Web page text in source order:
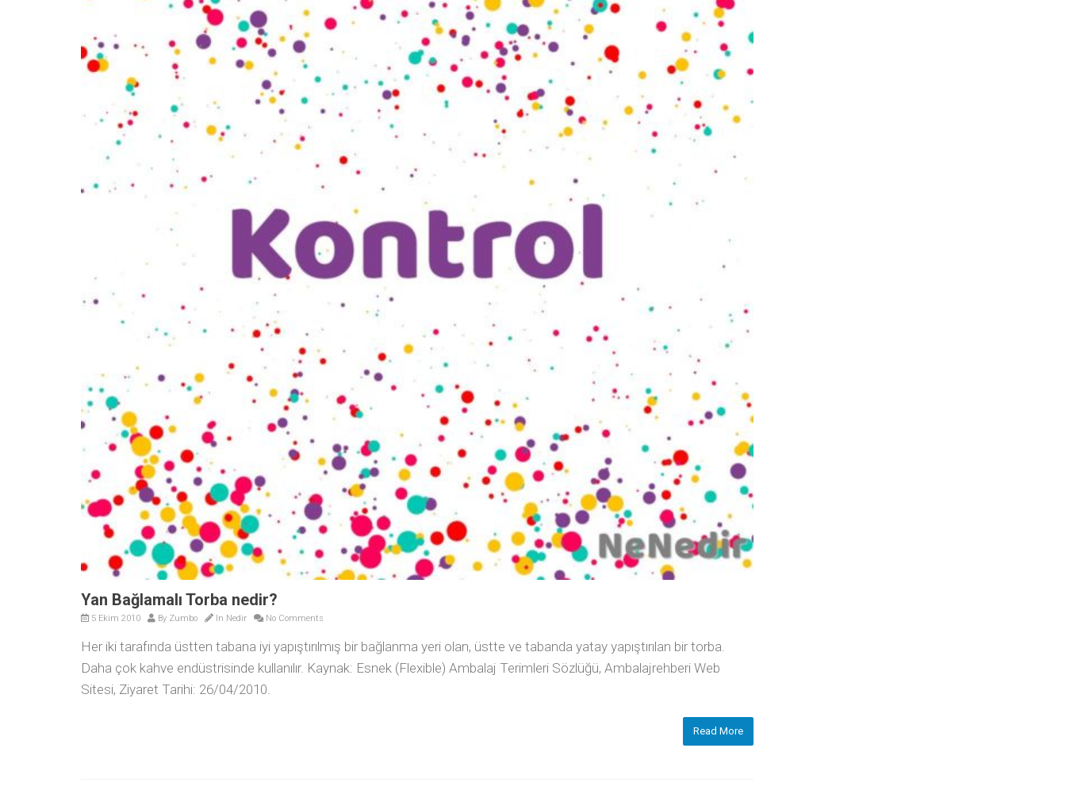
Yan Bağlamalı Torba nedir?
5 Ekim 2010 By Zumbo In Nedir No Comments
Her iki tarafında üstten tabana iyi yapıştırılmış bir bağlanma yeri olan, üstte ve tabanda yatay yapıştırılan bir torba.
Daha çok kahve endüstrisinde kullanılır. Kaynak: Esnek (Flexible) Ambalaj Terimleri Sözlüğü, Ambalajrehberi Web
Sitesi, Ziyaret Tarihi: 26/04/2010.
Read More